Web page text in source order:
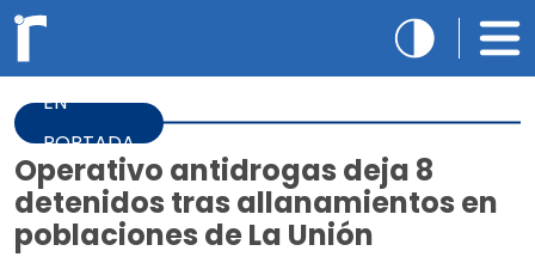
EN
PORTADA
Operativo antidrogas deja 8
detenidos tras allanamientos en
poblaciones de La Unión